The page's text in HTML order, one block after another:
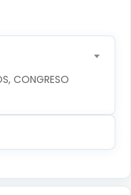
CONGRESO